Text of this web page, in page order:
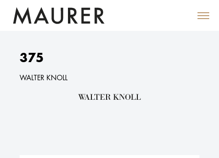
375
WALTER KNOLL